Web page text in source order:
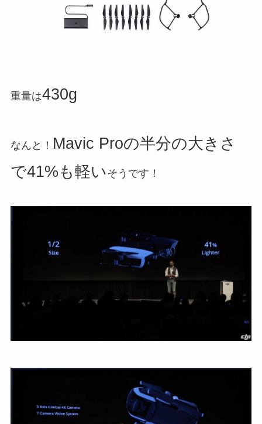
重量は430g
なんと！ Mavic Proの半分の大きさ
で41%も軽いそうです！